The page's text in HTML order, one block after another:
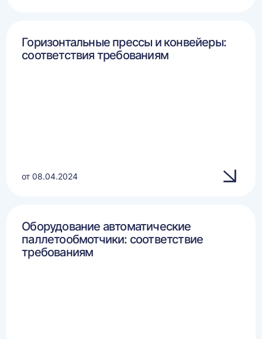
Горизонтальные прессы и конвейеры:
соответствия требованиям
от 08.04.2024
Оборудование автоматические
паллетообмотчики: соответствие
требованиям